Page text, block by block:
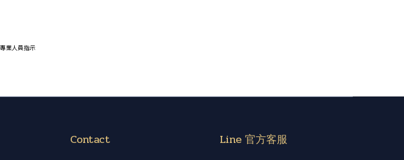
業人員指示
Contact Line 官方客服